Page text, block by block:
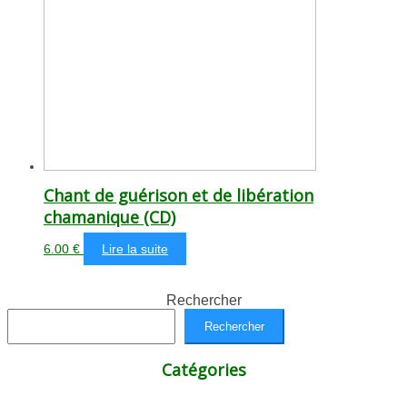
Chant de guérison et de libération
chamanique (CD)
6.00 € Lire la suite
Rechercher
Rechercher
Catégories